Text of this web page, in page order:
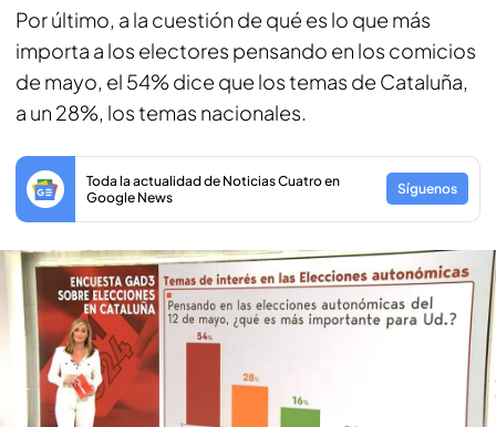
Por último, a la cuestión de qué es lo que más
importa a los electores pensando en los comicios
de mayo, el 54% dice que los temas de Cataluña,
a un 28%, los temas nacionales.
Toda la actualidad de Noticias Cuatro en
Google News
Síguenos